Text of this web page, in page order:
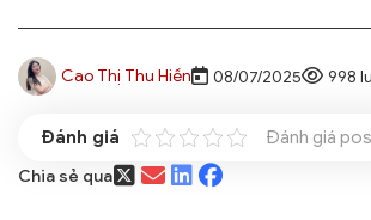
Cao Thị Thu Hiền 08/07/2025 998
Đánh giá
Chia sẻ qua